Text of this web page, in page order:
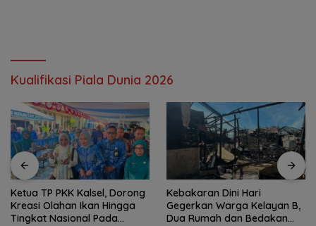
Kualifikasi Piala Dunia 2026
Ketua TP PKK Kalsel, Dorong
Kreasi Olahan Ikan Hingga
Tingkat Nasional Pada
Kebakaran Dini Hari
Gegerkan Warga Kelayan B,
Dua Rumah dan Bedakan